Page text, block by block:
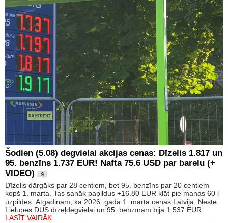
Šodien (5.08) degvielai akcijas cenas: Dīzelis 1.817 un
95. benzīns 1.737 EUR! Nafta 75.6 USD par barelu (+
VIDEO)
9
Dīzelis dārgāks par 28 centiem, bet 95. benzīns par 20 centiem
kopš 1. marta. Tas sanāk papildus +16.80 EUR klāt pie manas 60 l
uzpildes. Atgādinām, ka 2026. gada 1. martā cenas Latvijā, Neste
Lielupes DUS dīzeļdegvielai un 95. benzīnam bija 1.537 EUR.
LASĪT VAIRĀK